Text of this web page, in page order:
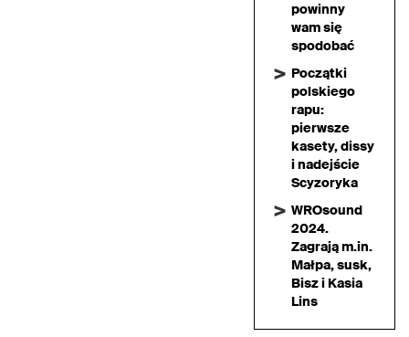
powinny
wam się
spodobać
Początki
polskiego
rapu:
pierwsze
kasety, dissy
i nadejście
Scyzoryka
WROsound
2024.
Zagrają m.in.
Małpa, susk,
Bisz i Kasia
Lins